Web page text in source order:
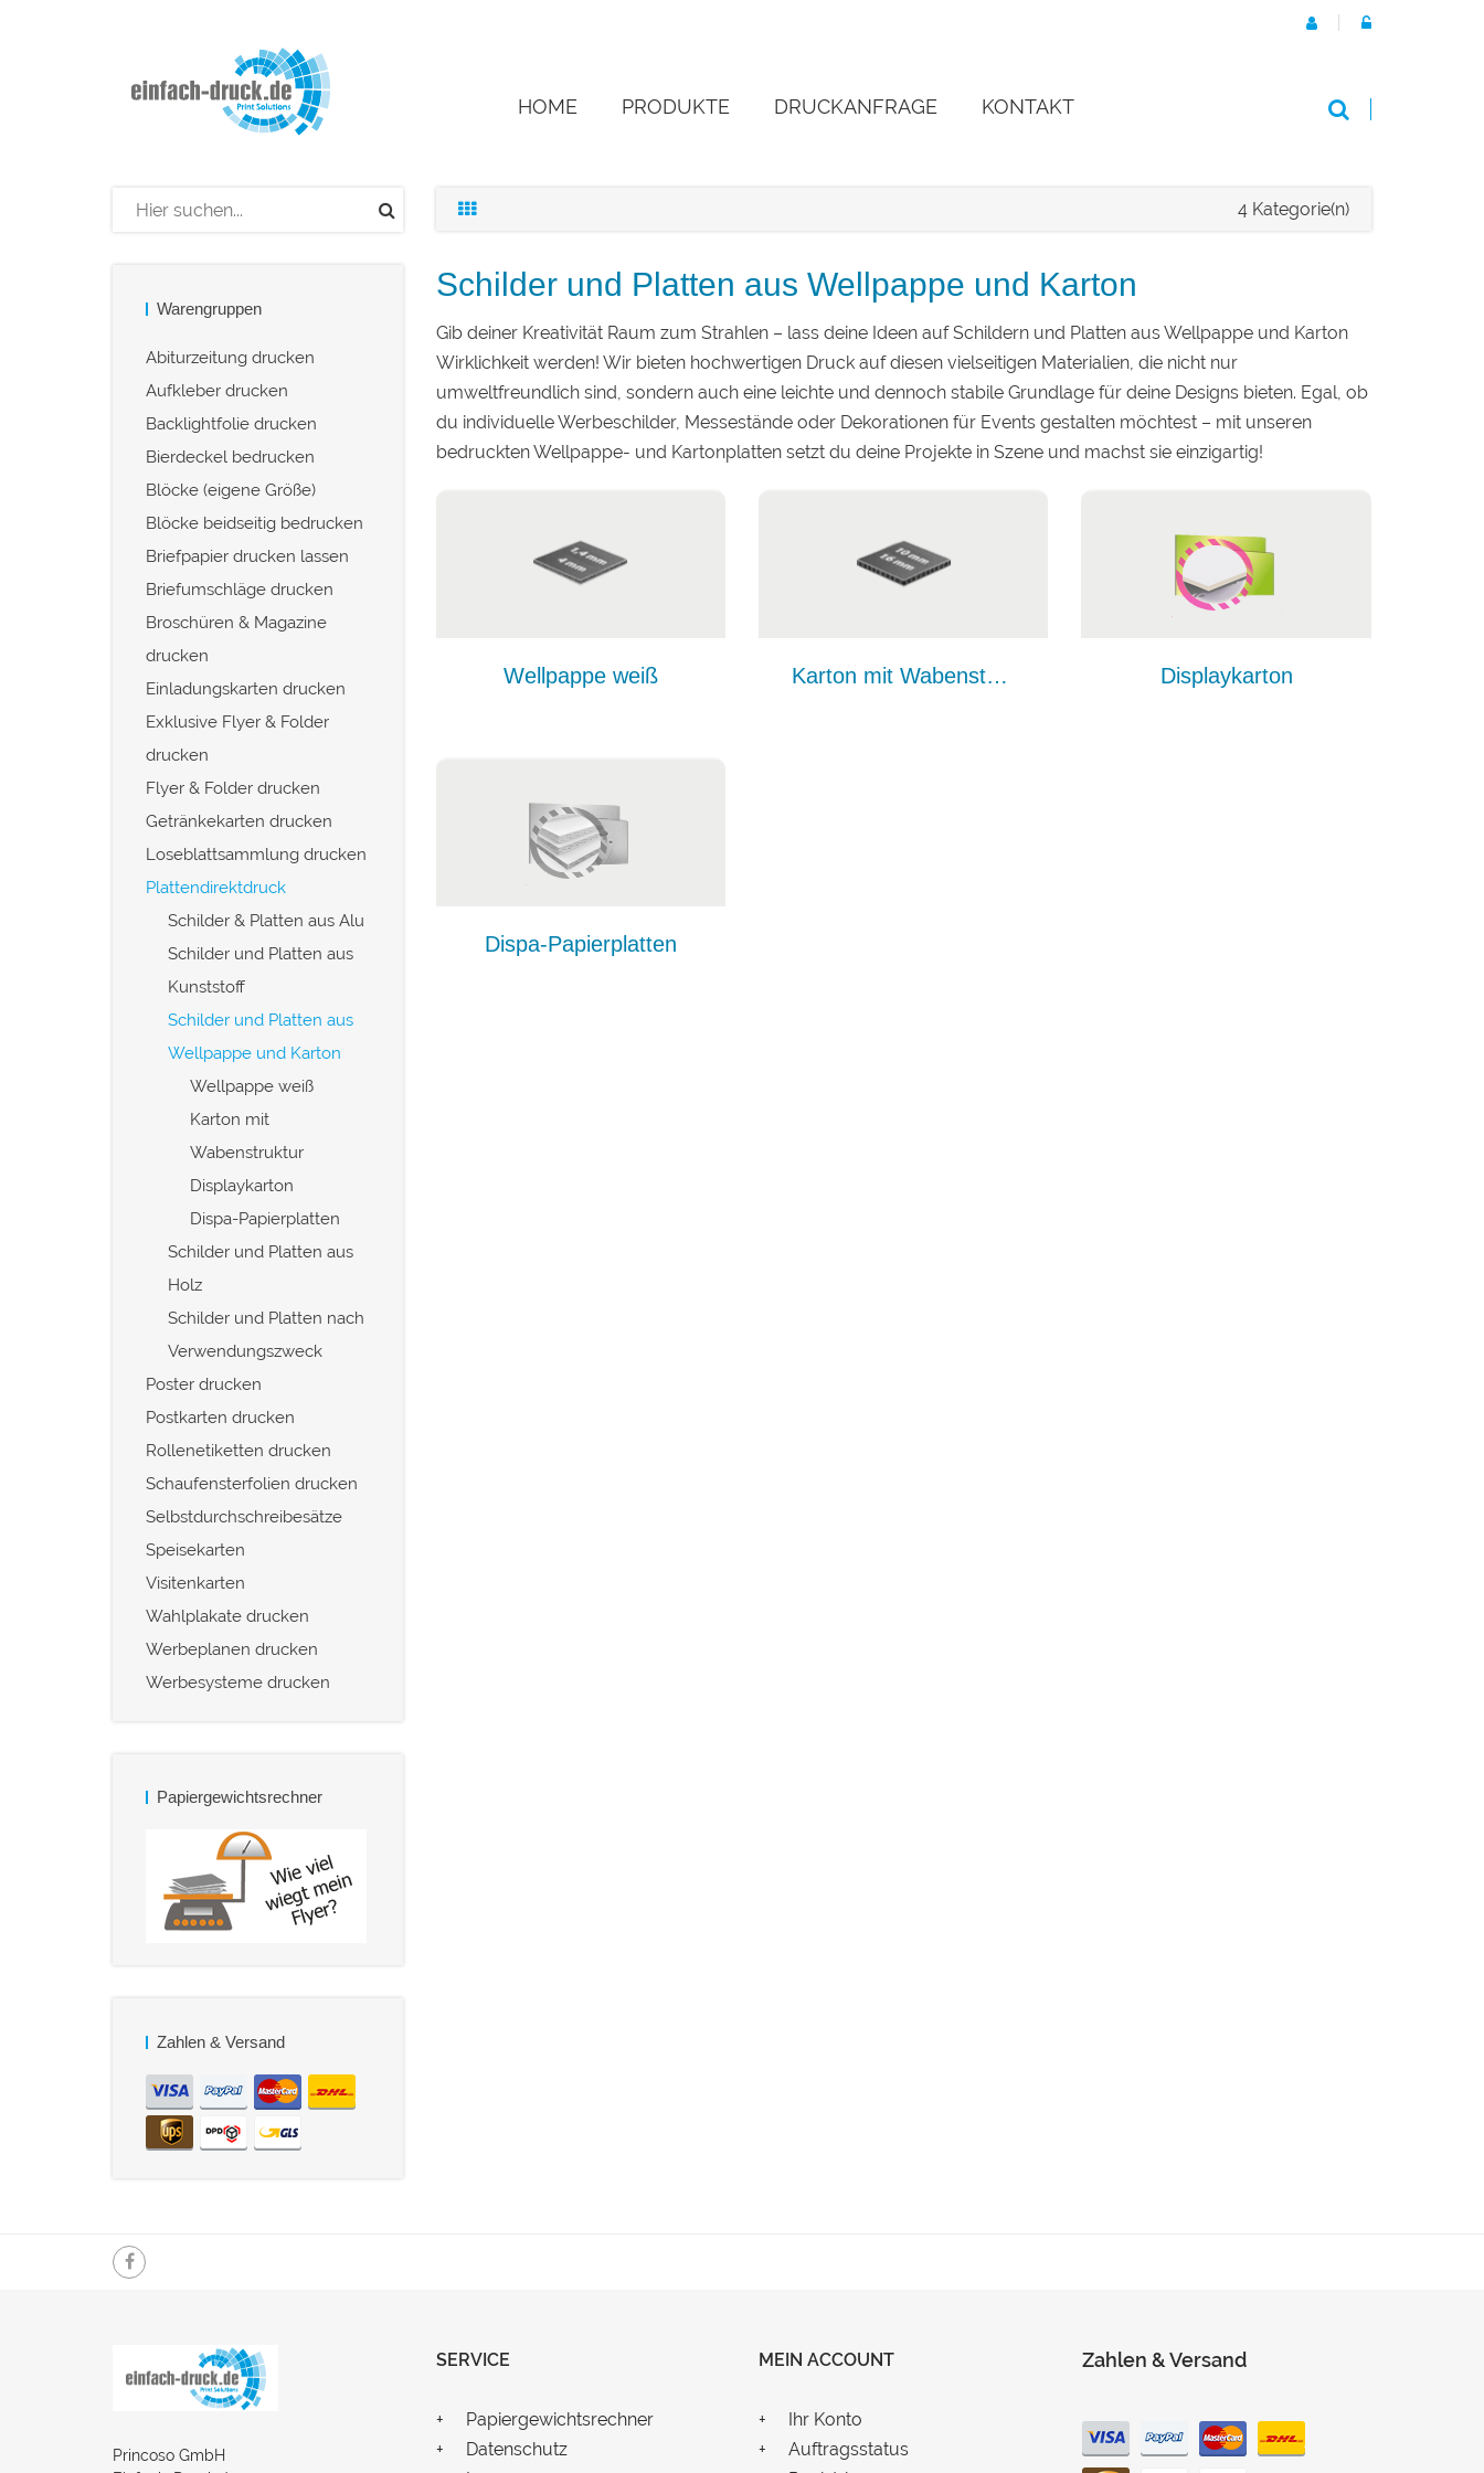
HOME PRODUKTE DRUCKANFRAGE KONTAKT
Warengruppen
Abiturzeitung drucken
Aufkleber drucken
Backlightfolie drucken
Bierdeckel bedrucken
Blöcke (eigene Größe)
Blöcke beidseitig bedrucken
Briefpapier drucken lassen
Briefumschläge drucken
Broschüren & Magazine
drucken
Einladungskarten drucken
Exklusive Flyer & Folder
drucken
Flyer & Folder drucken
Getränkekarten drucken
Loseblattsammlung drucken
Plattendirektdruck
Schilder & Platten aus Alu
Schilder und Platten aus
Kunststoff
Schilder und Platten aus
Wellpappe und Karton
Wellpappe weiß
Karton mit
Wabenstruktur
Displaykarton
Dispa-Papierplatten
Schilder und Platten aus
Holz
Schilder und Platten nach
Verwendungszweck
Poster drucken
Postkarten drucken
Rollenetiketten drucken
Schaufensterfolien drucken
Selbstdurchschreibesätze
Speisekarten
Visitenkarten
Wahlplakate drucken
Werbeplanen drucken
Werbesysteme drucken
Papiergewichtsrechner
Zahlen & Versand
4 Kategorie(n)
Schilder und Platten aus Wellpappe und Karton
Gib deiner Kreativität Raum zum Strahlen – lass deine Ideen auf Schildern und Platten aus Wellpappe und Karton
Wirklichkeit werden! Wir bieten hochwertigen Druck auf diesen vielseitigen Materialien, die nicht nur
umweltfreundlich sind, sondern auch eine leichte und dennoch stabile Grundlage für deine Designs bieten. Egal, ob
du individuelle Werbeschilder, Messestände oder Dekorationen für Events gestalten möchtest – mit unseren
bedruckten Wellpappe- und Kartonplatten setzt du deine Projekte in Szene und machst sie einzigartig!
Wellpappe weiß Karton mit Wabenstruktur Displaykarton
Dispa-Papierplatten
Princoso GmbH
SERVICE
Papiergewichtsrechner
Datenschutz
MEIN ACCOUNT
Ihr Konto
Auftragsstatus
Zahlen & Versand